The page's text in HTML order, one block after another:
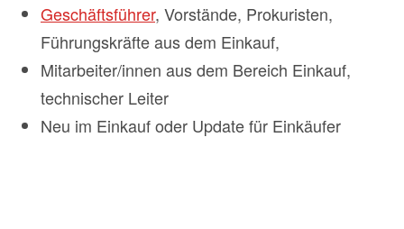
Geschäftsführer, Vorstände, Prokuristen,
Führungskräfte aus dem Einkauf,
Mitarbeiter/innen aus dem Bereich Einkauf,
technischer Leiter
Neu im Einkauf oder Update für Einkäufer